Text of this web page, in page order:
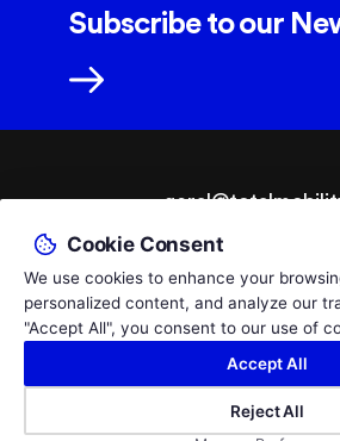
Subscribe to our
© 2026 TotalMobility - Adaptações Auto e
Lda.
Privacy PolicyLivro de
Empresa certificada pelo Infarmed como
Dispositivos Médicos,
T.+351 229 961
Call to the PT national fixed network, cost
Cookie Consent
We use cookies to enhance your
personalized content, and analyze our
"Accept All", you consent to our use of
Reject All
Accept All